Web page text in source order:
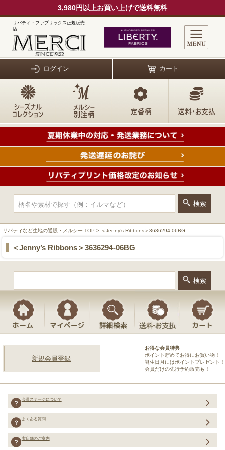
3,980円以上お買い上げで送料無料
リバティ・ファブリックス正規販売
店
ログイン カート
リバティなど生地の通販・メルシー TOP > ＜Jenny’s Ribbons＞3636294-06BG
＜Jenny’s Ribbons＞3636294-06BG
新規会員登録
お得な会員特典
ポイント貯めてお得にお買い物！
誕生日月にはポイントプレゼント！
会員だけの先行予約販売も！
会員ステージについて
よくある質問
実店舗のご案内